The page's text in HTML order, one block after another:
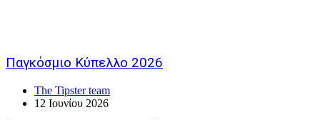
Παγκόσμιο Κύπελλο 2026
The Tipster team
12 Ιουνίου 2026